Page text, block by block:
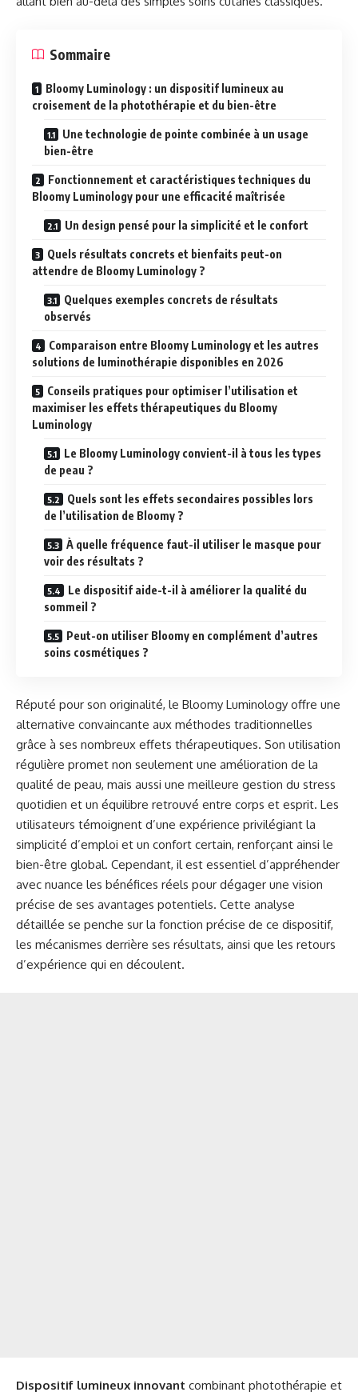
Sommaire
Bloomy Luminology : un dispositif lumineux au
croisement de la photothérapie et du bien-être
Une technologie de pointe combinée à un usage
bien-être
Fonctionnement et caractéristiques techniques du
Bloomy Luminology pour une efficacité maîtrisée
Un design pensé pour la simplicité et le confort
Quels résultats concrets et bienfaits peut-on
attendre de Bloomy Luminology ?
Quelques exemples concrets de résultats
observés
Comparaison entre Bloomy Luminology et les autres
solutions de luminothérapie disponibles en 2026
Conseils pratiques pour optimiser l’utilisation et
maximiser les effets thérapeutiques du Bloomy
Luminology
Le Bloomy Luminology convient-il à tous les types
de peau ?
Quels sont les effets secondaires possibles lors
de l’utilisation de Bloomy ?
À quelle fréquence faut-il utiliser le masque pour
voir des résultats ?
Le dispositif aide-t-il à améliorer la qualité du
sommeil ?
Peut-on utiliser Bloomy en complément d’autres
soins cosmétiques ?
Réputé pour son originalité, le Bloomy Luminology offre une
alternative convaincante aux méthodes traditionnelles
grâce à ses nombreux effets thérapeutiques. Son utilisation
régulière promet non seulement une amélioration de la
qualité de peau, mais aussi une meilleure gestion du stress
quotidien et un équilibre retrouvé entre corps et esprit. Les
utilisateurs témoignent d’une expérience privilégiant la
simplicité d’emploi et un confort certain, renforçant ainsi le
bien-être global. Cependant, il est essentiel d’appréhender
avec nuance les bénéfices réels pour dégager une vision
précise de ses avantages potentiels. Cette analyse
détaillée se penche sur la fonction précise de ce dispositif,
les mécanismes derrière ses résultats, ainsi que les retours
d’expérience qui en découlent.
Dispositif lumineux innovant combinant photothérapie et